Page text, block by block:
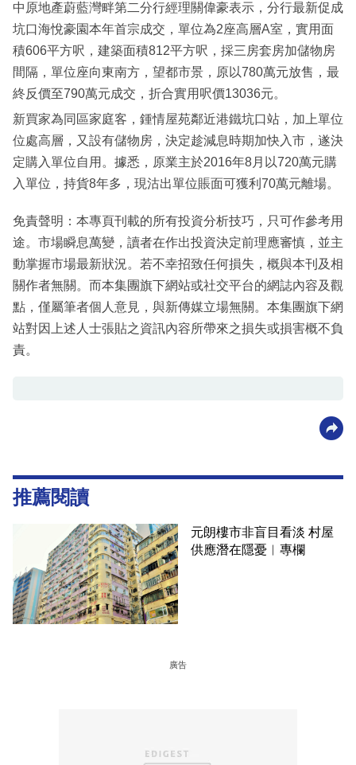
區
中原地產蔚藍灣畔第二分行經理關偉豪表示，分行最新促成
坑口海悅豪園本年首宗成交，單位為2座高層A室，實用面
積606平方呎，建築面積812平方呎，採三房套房加儲物房
間隔，單位座向東南方，望都市景，原以780萬元放售，最
終反價至790萬元成交，折合實用呎價13036元。
新買家為同區家庭客，鍾情屋苑鄰近港鐵坑口站，加上單位
位處高層，又設有儲物房，決定趁減息時期加快入市，遂決
定購入單位自用。據悉，原業主於2016年8月以720萬元購
入單位，持貨8年多，現沽出單位賬面可獲利70萬元離場。
免責聲明：本專頁刊載的所有投資分析技巧，只可作參考用
途。市場瞬息萬變，讀者在作出投資決定前理應審慎，並主
動掌握市場最新狀況。若不幸招致任何損失，概與本刊及相
關作者無關。而本集團旗下網站或社交平台的網誌內容及觀
點，僅屬筆者個人意見，與新傳媒立場無關。本集團旗下網
站對因上述人士張貼之資訊內容所帶來之損失或損害概不負
責。
推薦閱讀
元朗樓市非盲目看淡 村屋
供應潛在隱憂︳專欄
廣告